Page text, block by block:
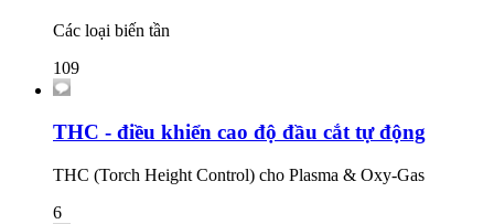
Các loại biến tần
109
THC - điều khiển cao độ đầu cắt tự động
THC (Torch Height Control) cho Plasma & Oxy-Gas
6